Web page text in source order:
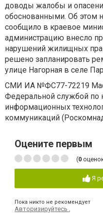
доводы жалобы и
обоснованными. Об этом
сообщило в краевое
администрацию внесло
нарушений жилищных
решено запланировать
улице Нагорная в селе
СМИ ИА №ФС77-72219
Федеральной службой по
информационных
коммуникаций
Оцените первым
(0
Я
Пока никто не рекомендует
Авторизируйтесь ,